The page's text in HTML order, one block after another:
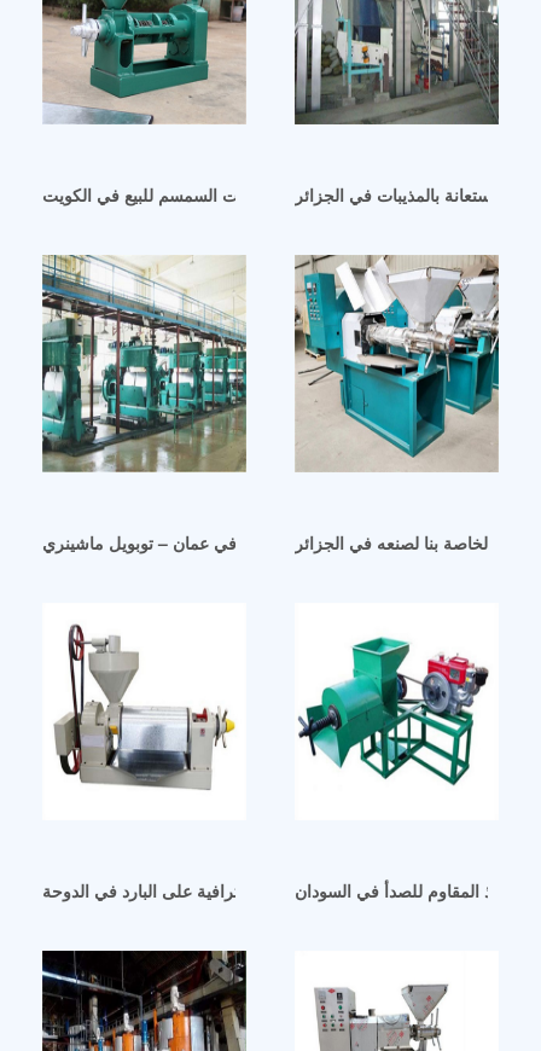
ماكينة عصر زيت السمسم للبيع في الكويتبالمذيبات في الجزائر
معصرة زيت السمسم في عمان – توبويل ماشينريالخاصة بنا لصنعه في الجزائر
آلة عصر زيت عباد الشمس الاحترافية على البارد في الدوحة
المقاوم للصدأ في السودان